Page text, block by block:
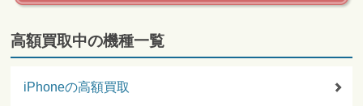
高額買取中の機種一覧
iPhoneの高額買取